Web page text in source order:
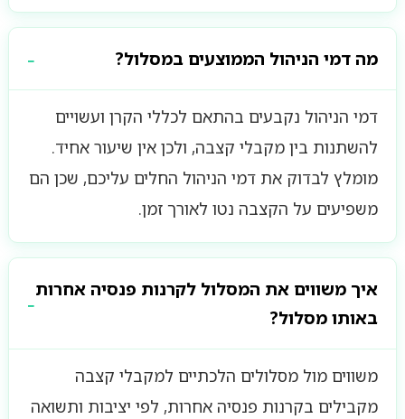
מה דמי הניהול הממוצעים במסלול?
דמי הניהול נקבעים בהתאם לכללי הקרן ועשויים
להשתנות בין מקבלי קצבה, ולכן אין שיעור אחיד.
מומלץ לבדוק את דמי הניהול החלים עליכם, שכן הם
משפיעים על הקצבה נטו לאורך זמן.
איך משווים את המסלול לקרנות פנסיה אחרות
באותו מסלול?
משווים מול מסלולים הלכתיים למקבלי קצבה
מקבילים בקרנות פנסיה אחרות, לפי יציבות ותשואה